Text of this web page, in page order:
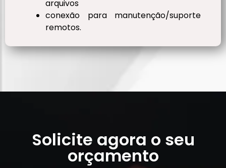
arquivos
conexão para manutenção/suporte
remotos.
Solicite agora o seu
orçamento